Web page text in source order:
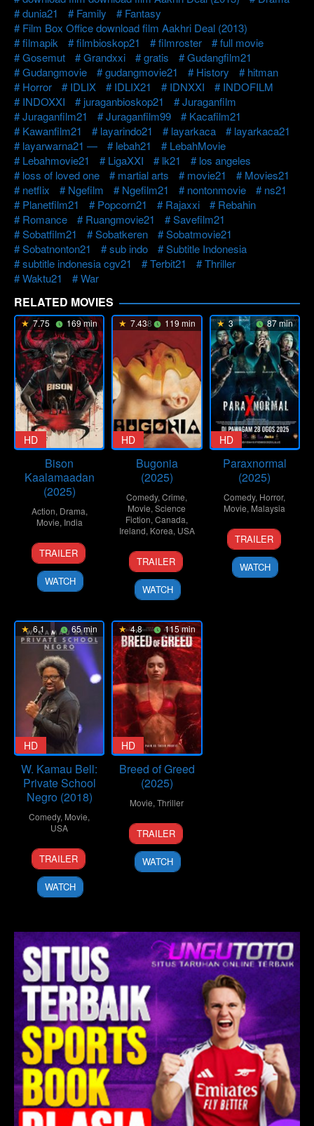
dunia21
Family
Fantasy
Film Box Office download film Aakhri Deal (2013)
filmapik
filmbioskop21 filmroster
full movie
Gosemut
Grandxxi gratis
Gudangfilm21
Gudangmovie
gudangmovie21 History
hitman
Horror
IDLIX IDLIX21 IDNXXI
INDOFILM
INDOXXI
juraganbioskop21
Juraganfilm
Juraganfilm21
Juraganfilm99
Kacafilm21
Kawanfilm21
layarindo21 layarkaca
layarkaca21
layarwarna21 —
lebah21
LebahMovie
Lebahmovie21
LigaXXI lk21
los angeles
loss of loved one
martial arts movie21
Movies21
netflix
Ngefilm Ngefilm21 nontonmovie
ns21
Planetfilm21
Popcorn21 Rajaxxi
Rebahin
Romance
Ruangmovie21
Savefilm21
Sobatfilm21
Sobatkeren
Sobatmovie21
Sobatnonton21
sub indo
Subtitle Indonesia
subtitle indonesia cgv21
Terbit21
Thriller
Waktu21
War
RELATED MOVIES
7.75 169 min
HD
Bison
Kaalamaadan
(2025)
Action, Drama,
Movie, India
16
Oct
2025
Mari
Selvaraj
TRAILER
WATCH
7.438 119 min
HD
Bugonia
(2025)
Comedy,Crime,
Movie,Science
Fiction,Canada,
Ireland, Korea, USA
22
Oct
2025
Yorgos
Lanthimos
TRAILER
WATCH
3 87 min
HD
Paraxnormal
(2025)
Comedy, Horror,
Movie, Malaysia
27
Aug
2025
Mohd
Suzana
Rosly
TRAILER
WATCH
6.1 65 min
HD
W. Kamau Bell:
Private School
Negro (2018)
Comedy, Movie,
USA
25
Jun
2018
Shannon
Hartman
TRAILER
WATCH
4.8 115 min
HD
Breed of Greed
(2025)
Movie,Thriller
25
Sep
2025
Ralph
Hemecker
TRAILER
WATCH